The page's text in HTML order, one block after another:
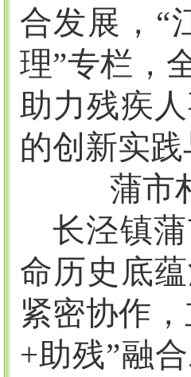
合发展， “
理”专栏，
助力残疾
的创新实
蒲市
长泾镇
命历史底
紧密协作
+助残”融